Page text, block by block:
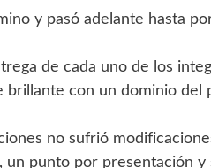
y pasó adelante hasta
de cada uno de los
con un dominio del
no sufrió
un punto por presentación y